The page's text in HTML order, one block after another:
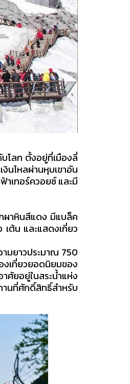
โลก ตั้งอยู่ที่เมืองลี่
นไหลผ่านหุบเขาอัน
าเทอร์ควอยซ์ และมี
ผาหินสีแดง มีแบล็ค
ต้น และแสดงเกี่ยว
มยาวประมาณ 750
งเที่ยวยอดนิยมของ
ศัยอยู่ในสระน้ำแห่ง
านที่ศักดิ์สิทธิ์สำหรับ